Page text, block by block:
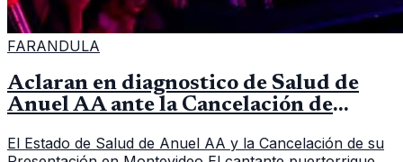
FARANDULA
Aclaran en diagnostico de Salud de
Anuel AA ante la Cancelación de
El Estado de Salud de Anuel AA y la Cancelación de su